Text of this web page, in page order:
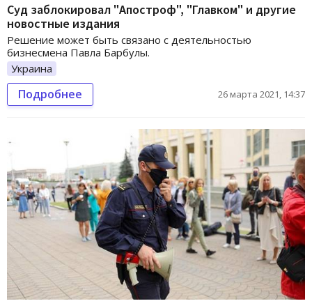
Суд заблокировал "Апостроф", "Главком" и другие
новостные издания
Решение может быть связано с деятельностью
бизнесмена Павла Барбулы.
Украина
Подробнее 26 марта 2021, 14:37